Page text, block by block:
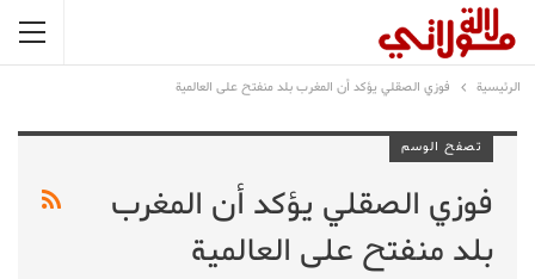
الرئيسية فوزي الصقلي يؤكد أن المغرب بلد منفتح على العالمية
تصفح الوسم
فوزي الصقلي يؤكد أن المغرب
بلد منفتح على العالمية